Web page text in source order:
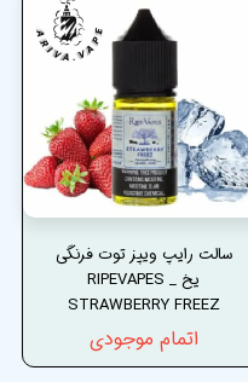
سالت رایپ ویپز توت فرنگی
یخ _ RIPEVAPES
STRAWBERRY FREEZ
اتمام موجودی